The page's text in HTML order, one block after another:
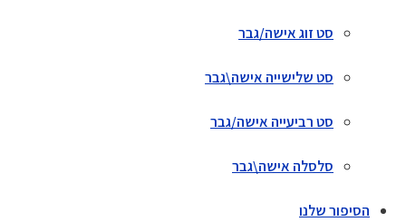
סט זוג אישה/גבר
סט שלישייה אישה\גבר
סט רביעייה אישה/גבר
סלסלה אישה\גבר
הסיפור שלנו